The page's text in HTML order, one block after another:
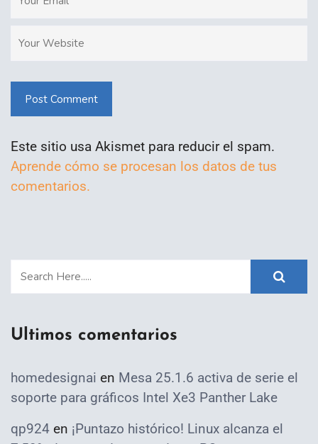
Post Comment
Este sitio usa Akismet para reducir el spam.
Aprende cómo se procesan los datos de tus
comentarios.
Ultimos comentarios
homedesignai en Mesa 25.1.6 activa de serie el
soporte para gráficos Intel Xe3 Panther Lake
qp924 en ¡Puntazo histórico! Linux alcanza el